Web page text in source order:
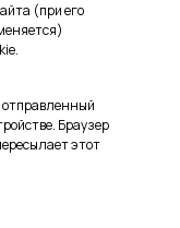
(при его
отправленный
Браузер
этот